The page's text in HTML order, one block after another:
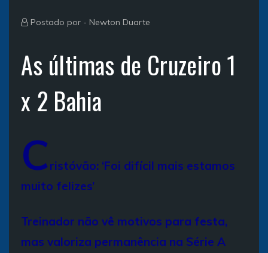
Postado por - Newton Duarte
As últimas de Cruzeiro 1
x 2 Bahia
Cristóvão: ‘Foi difícil mais estamos
muito felizes’
Treinador não vê motivos para festa,
mas valoriza permanência na Série A